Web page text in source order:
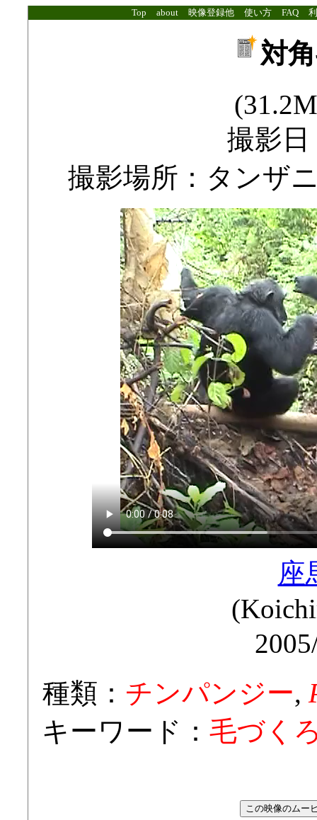
Top about 映像登録他 使い方 FAQ
対
撮影日
撮影場所：タンザ
座
種類： チンパンジー,
キーワード： 毛づく